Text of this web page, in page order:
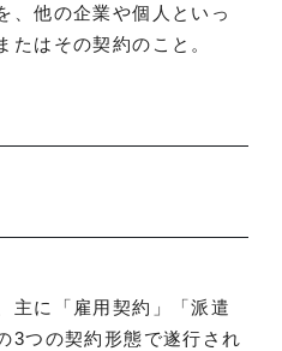
、他の企業や個人といっ
たはその契約のこと。
主に「雇用契約」「派遣
3つの契約形態で遂行され